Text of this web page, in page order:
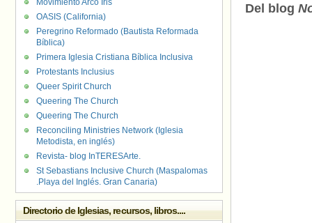
Del blog
Movimiento Arco Iris
OASIS (California)
Peregrino Reformado (Bautista Reformada
Bíblica)
Primera Iglesia Cristiana Bíblica Inclusiva
Protestants Inclusius
Queer Spirit Church
Queering The Church
Queering The Church
Reconciling Ministries Network (Iglesia
Metodista, en inglés)
Revista- blog InTERESArte.
St Sebastians Inclusive Church (Maspalomas
.Playa del Inglés. Gran Canaria)
Directorio de Iglesias, recursos, libros....